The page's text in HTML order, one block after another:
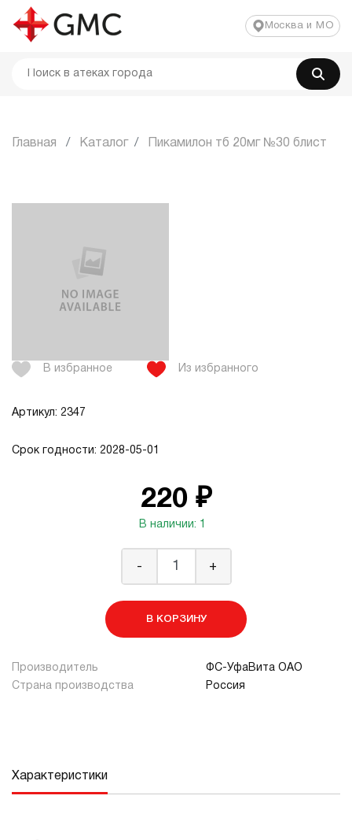
Москва и МО
Главная Каталог Пикамилон тб 20мг №30 блист
В избранное Из избранного
Артикул: 2347
Срок годности: 2028-05-01
220 ₽
В наличии: 1
- +
В КОРЗИНУ
Производитель
ФС-УфаВита ОАО
Страна производства
Россия
Характеристики